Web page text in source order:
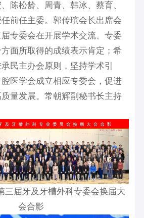
陈松龄、周青、韩冰、蔡育、
前任主委。郭传瑸会长出席会
专委会在开展学术交流、专委
面所取得的成绩表示肯定；希
民主办会原则，坚持学术引
医学会成立相应专委会，促进
量发展。常朝辉副秘书长主持
三届牙及牙槽外科专委会换届大
会合影